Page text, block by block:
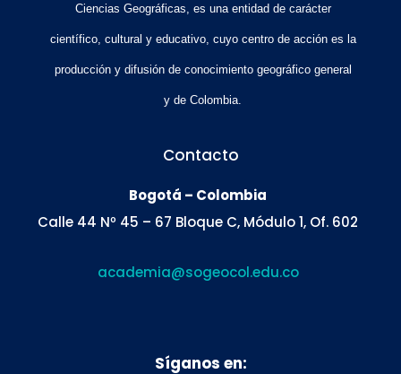
Ciencias Geográficas, es una entidad de carácter
científico, cultural y educativo, cuyo centro de acción es la
producción y difusión de conocimiento geográfico general
y de Colombia.
Contacto
Bogotá – Colombia
Calle 44 Nº 45 – 67 Bloque C, Módulo 1, Of. 602
academia@sogeocol.edu.co
Síganos en: